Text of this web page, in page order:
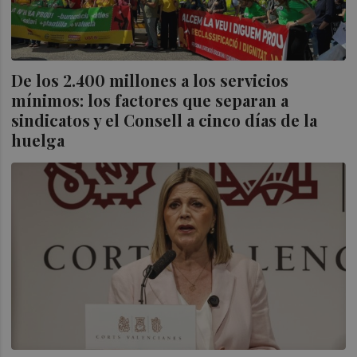
De los 2.400 millones a los servicios
mínimos: los factores que separan a
sindicatos y el Consell a cinco días de la
huelga